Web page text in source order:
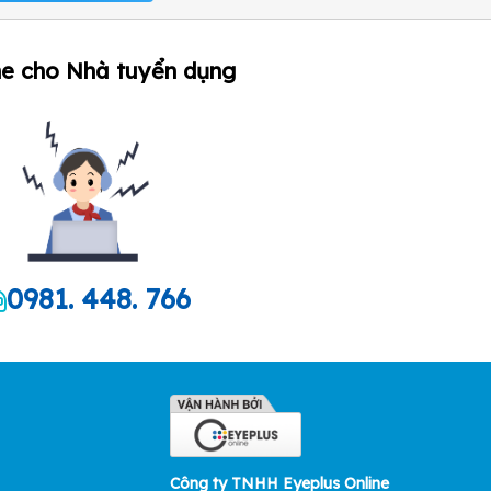
cho Nhà tuyển dụng
0981. 448. 766
Công ty TNHH Eyeplus Online